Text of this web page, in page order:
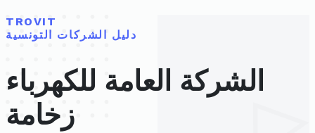
TROVIT
دليل الشركات التونسية
الشركة العامة للكهرباء
زخامة